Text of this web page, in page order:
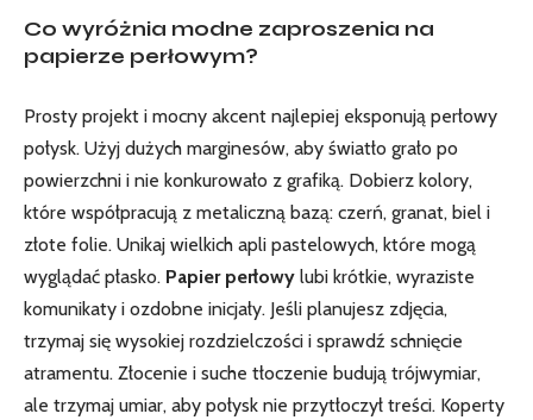
Co wyróżnia modne zaproszenia na
papierze perłowym?
Prosty projekt i mocny akcent najlepiej eksponują perłowy
połysk. Użyj dużych marginesów, aby światło grało po
powierzchni i nie konkurowało z grafiką. Dobierz kolory,
które współpracują z metaliczną bazą: czerń, granat, biel i
złote folie. Unikaj wielkich apli pastelowych, które mogą
wyglądać płasko. Papier perłowy lubi krótkie, wyraziste
komunikaty i ozdobne inicjały. Jeśli planujesz zdjęcia,
trzymaj się wysokiej rozdzielczości i sprawdź schnięcie
atramentu. Złocenie i suche tłoczenie budują trójwymiar,
ale trzymaj umiar, aby połysk nie przytłoczył treści. Koperty